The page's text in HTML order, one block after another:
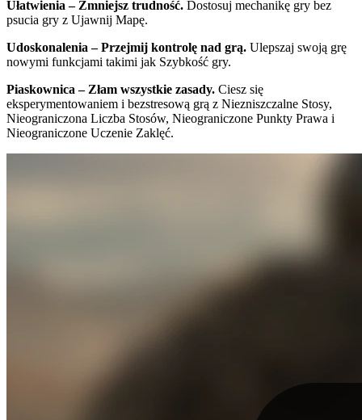
Ułatwienia – Zmniejsz trudność. Dostosuj mechanikę gry bez
psucia gry z Ujawnij Mapę.
Udoskonalenia – Przejmij kontrolę nad grą. Ulepszaj swoją grę
nowymi funkcjami takimi jak Szybkość gry.
Piaskownica – Złam wszystkie zasady. Ciesz się
eksperymentowaniem i bezstresową grą z Niezniszczalne Stosy,
Nieograniczona Liczba Stosów, Nieograniczone Punkty Prawa i
Nieograniczone Uczenie Zaklęć.